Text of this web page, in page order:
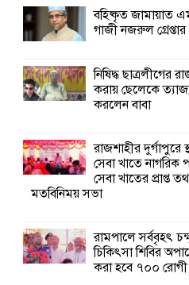
কালিগঞ্জে নিখোঁজ
মরদেহ অবশেষে
ইছামতী নদীতে
শ্রীউলা ইউনিয়ন
২নং ওয়ার্ডের
কর্মী সম্মেলন অনুষ্ঠিত
শ্যামনগরে জলবায়ু
সহনশীল জনগোষ্ঠী
প্রকল্পের
শিখন ও অভিজ্ঞতা বিনিময় সভা
শ্যামনগরে
সিএমসির সাথে
মতবিনিময় সভা
বহিষ্কৃত জামায়াত
গাজী নজরুল গ্রেপ্তার
নিষিদ্ধ ছাত্রলীগের
করায় ছেলেকে
করলেন বাবা
রাজশাহীর দুর্গাপুরে
সেবা খাতে নাগরিক
সেবা খাতের প্রাপ্ত
মতবিনিময় সভা
রামপালে সর্ববৃহৎ
চিকিৎসা শিবির
করা হবে ৭০০ রোগী